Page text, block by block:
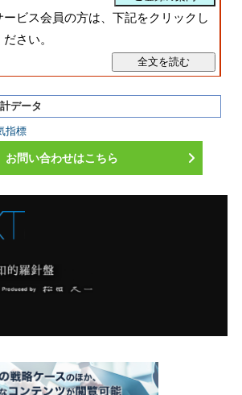
ービス会員の方は、下記をクリックし
さい。
データ
指標
お問い合わせはこちら